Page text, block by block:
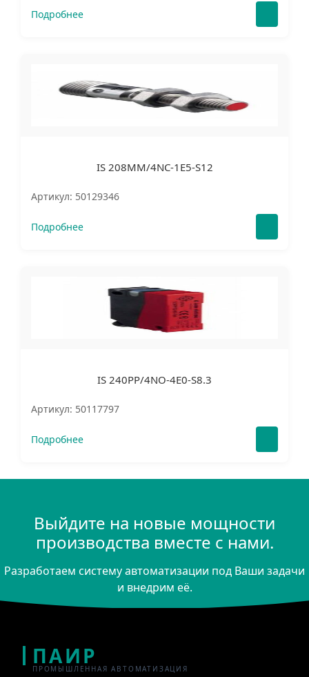
Подробнее
IS 208MM/4NC-1E5-S12
Артикул: 50129346
Подробнее
IS 240PP/4NO-4E0-S8.3
Артикул: 50117797
Подробнее
Выйдите на новые мощности
производства вместе с нами.
Разработаем систему автоматизации под Ваши задачи
и внедрим её.
ПАИР
ПРОМЫШЛЕННАЯ АВТОМАТИЗАЦИЯ